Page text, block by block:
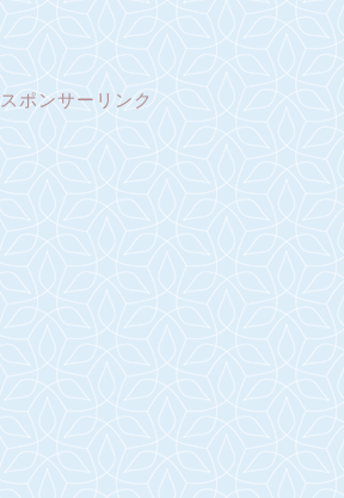
スポンサーリンク